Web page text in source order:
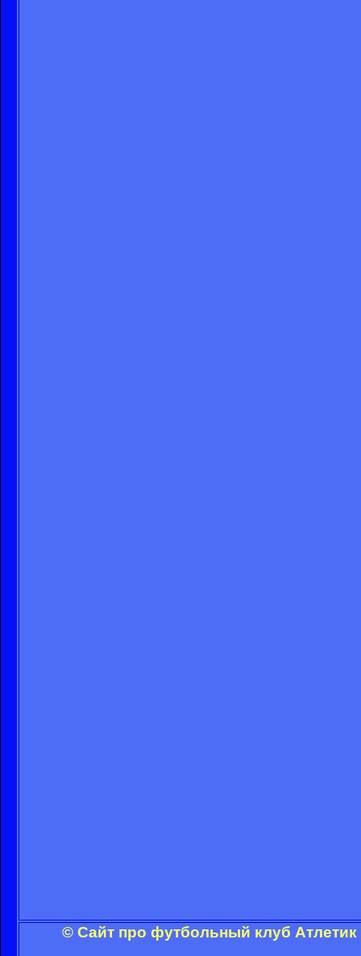
© Сайт про футбольный клуб